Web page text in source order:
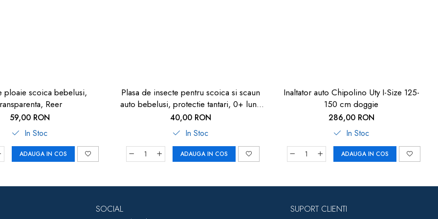
ploaie scoica bebelusi,
Reer
59,00 RON
In Stoc
ADAUGA IN COS
Plasa de insecte pentru scoica si scaun
auto bebelusi, protectie tantari, 0+ luni,
neagra, Reer BiteSafe 87011
40,00 RON
In Stoc
ADAUGA IN COS
Inaltator auto Chipolino Uty I-Size 125-
150 cm doggie
286,00 RON
In Stoc
ADAUGA IN COS
SOCIAL SUPORT CLIENTI